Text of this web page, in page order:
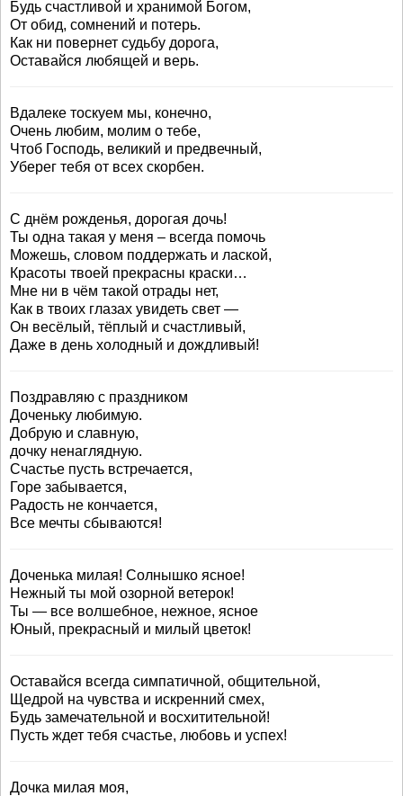
Будь счастливой и хранимой Богом,
От обид, сомнений и потерь.
Как ни повернет судьбу дорога,
Оставайся любящей и верь.
Вдалеке тоскуем мы, конечно,
Очень любим, молим о тебе,
Чтоб Господь, великий и предвечный,
Уберег тебя от всех скорбен.
С днём рожденья, дорогая дочь!
Ты одна такая у меня – всегда помочь
Можешь, словом поддержать и лаской,
Красоты твоей прекрасны краски…
Мне ни в чём такой отрады нет,
Как в твоих глазах увидеть свет —
Он весёлый, тёплый и счастливый,
Даже в день холодный и дождливый!
Поздравляю с праздником
Доченьку любимую.
Добрую и славную,
дочку ненаглядную.
Счастье пусть встречается,
Горе забывается,
Радость не кончается,
Все мечты сбываются!
Доченька милая! Солнышко ясное!
Нежный ты мой озорной ветерок!
Ты — все волшебное, нежное, ясное
Юный, прекрасный и милый цветок!
Оставайся всегда симпатичной, общительной,
Щедрой на чувства и искренний смех,
Будь замечательной и восхитительной!
Пусть ждет тебя счастье, любовь и успех!
Дочка милая моя,